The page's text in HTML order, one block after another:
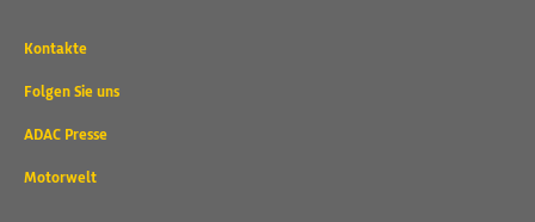
Wichtige
und
Links
Kontakte
Folgen Sie uns
ADAC Presse
Motorwelt